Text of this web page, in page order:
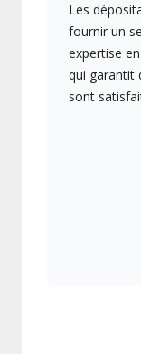
Les
fournir un
expertise
qui garantit
sont